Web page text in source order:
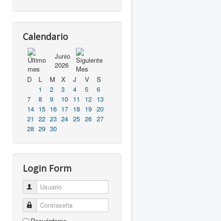
Calendario
Junio
2026
D
L M X J V
S
1
2 3 4 5
6
7
8 9 10 11 12
13
14 15 16 17 18 19 20
21 22 23 24 25 26 27
28 29 30
Login Form
Usuario
Contraseña